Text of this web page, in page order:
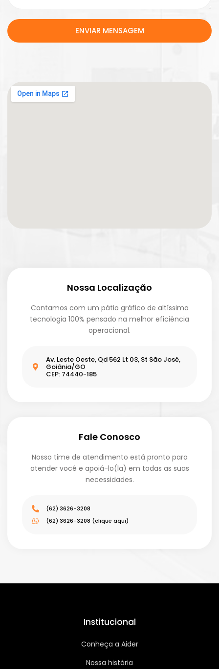
ENVIAR MENSAGEM
Nossa Localização
Contamos com um pátio gráfico de altíssima
tecnologia 100% pensado na melhor eficiência
operacional.
Av. Leste Oeste, Qd 562 Lt 03, St São José,
Goiânia/GO
CEP: 74440-185
Fale Conosco
Nosso time de atendimento está pronto para
atender você e apoiá-lo(la) em todas as suas
necessidades.
(62) 3626-3208
(62) 3626-3208 (clique aqui)
Institucional
Conheça a Aider
Nossa história